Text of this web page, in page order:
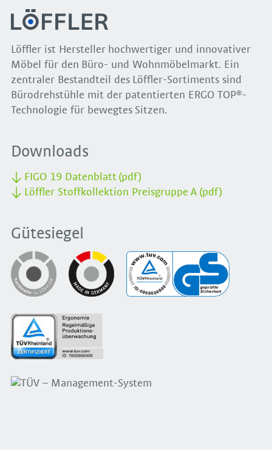
Löffler ist Hersteller hochwertiger und innovativer
Möbel für den Büro- und Wohnmöbelmarkt. Ein
zentraler Bestandteil des Löffler-Sortiments sind
Bürodrehstühle mit der patentierten ERGO TOP®-
Technologie für bewegtes Sitzen.
Downloads
FIGO 19 Datenblatt (pdf)
Löffler Stoffkollektion Preisgruppe A (pdf)
Gütesiegel